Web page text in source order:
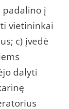
padalino į
vietininkai
c) įvedė
dalyti